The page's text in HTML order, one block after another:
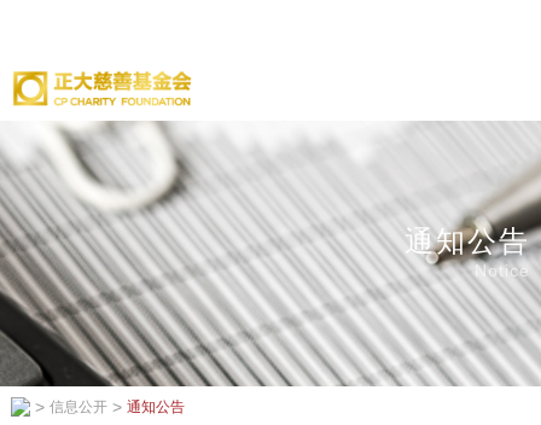
通知公告
Notice
> 信息公开 > 通知公告